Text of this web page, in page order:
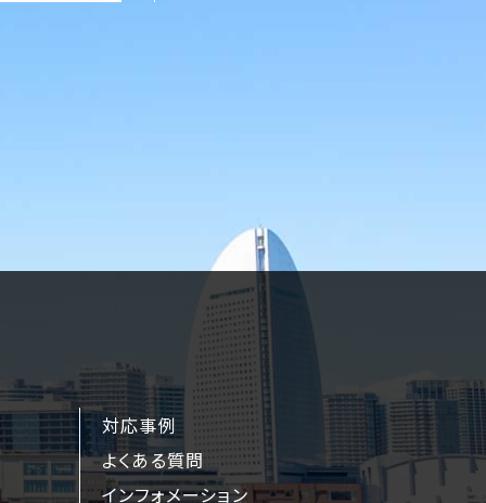
対応事例
よくある質問
インフォメーション